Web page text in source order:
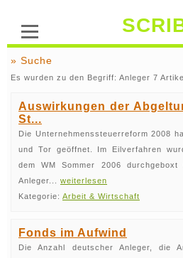
» Suche
Es wurden zu den Begriff: Anleger 7
Auswirkungen der
St...
Die Unternehmenssteuerreform 2008
und Tor geöffnet. Im Eilverfahren
dem WM Sommer 2006
Anleger... weiterlesen
Kategorie: Arbeit & Wirtschaft
Fonds im Aufwind
Die Anzahl deutscher Anleger, die